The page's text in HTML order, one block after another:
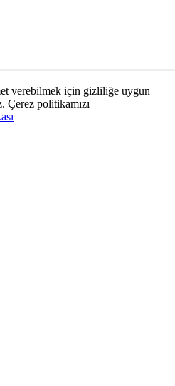
verebilmek için gizliliğe uygun
Çerez politikamızı